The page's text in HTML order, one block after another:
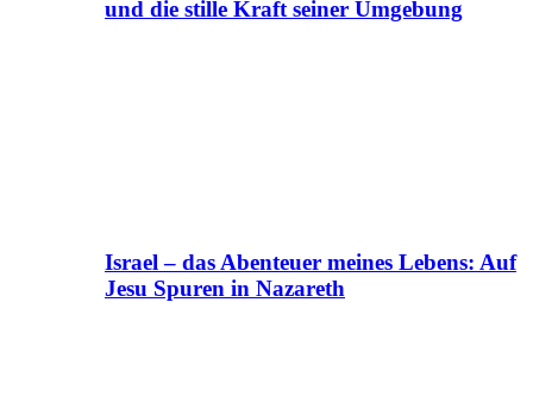
und die stille Kraft seiner Umgebung
Israel – das Abenteuer meines Lebens: Auf
Jesu Spuren in Nazareth